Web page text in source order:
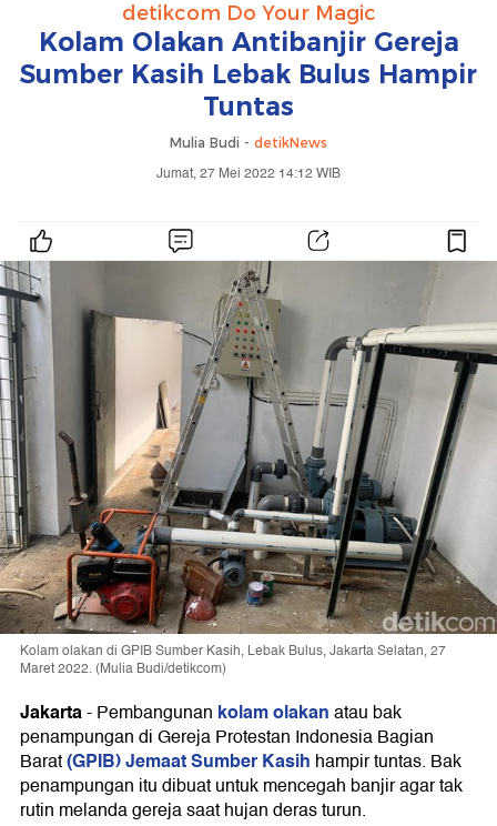
detikcom Do Your Magic
Kolam Olakan Antibanjir Gereja
Sumber Kasih Lebak Bulus Hampir
Tuntas
Mulia Budi - detikNews
Jumat, 27 Mei 2022 14:12 WIB
Kolam olakan di GPIB Sumber Kasih, Lebak Bulus, Jakarta Selatan, 27
Maret 2022. (Mulia Budi/detikcom)
Jakarta-Pembangunan kolam olakanatau bak
penampungan di Gereja Protestan Indonesia Bagian
Barat(GPIB) Jemaat Sumber Kasih hampir tuntas. Bak
penampungan itu dibuat untuk mencegah banjir agar tak
rutin melanda gereja saat hujan deras turun.